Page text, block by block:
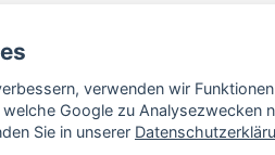
verwenden wir
Google zu
Sie in unserer